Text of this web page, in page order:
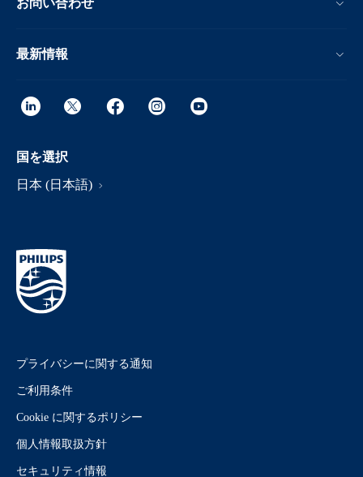
最新情報
国を選択
日本 (日本語)
プライバシーに関する通知
ご利用条件
Cookie に関するポリシー
個人情報取扱方針
セキュリティ情報